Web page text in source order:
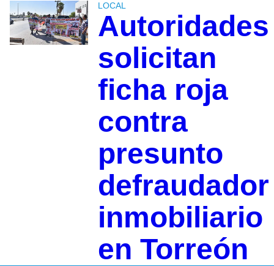
LOCAL
Autoridades
solicitan
ficha roja
contra
presunto
defraudador
inmobiliario
en Torreón